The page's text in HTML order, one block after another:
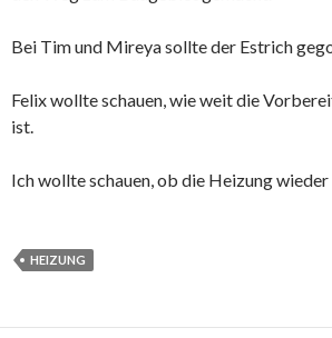
Bei Tim und Mireya sollte der Estrich
Felix wollte schauen, wie weit die
ist.
Ich wollte schauen, ob die Heizung
HEIZUNG